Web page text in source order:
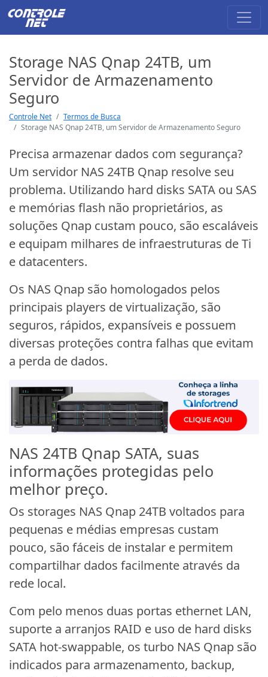
Storage NAS Qnap 24TB, um
Servidor de Armazenamento
Seguro
Controle Net
Termos de Busca
Storage NAS Qnap 24TB, um Servidor de Armazenamento Seguro
Precisa armazenar dados com segurança?
Um servidor NAS 24TB Qnap resolve seu
problema. Utilizando hard disks SATA ou SAS
e memórias flash não proprietários, as
soluções Qnap custam pouco, são escaláveis
e equipam milhares de infraestruturas de Ti
e datacenters.
Os NAS Qnap são homologados pelos
principais players de virtualização, são
seguros, rápidos, expansíveis e possuem
diversas proteções contra falhas que evitam
a perda de dados.
NAS 24TB Qnap SATA, suas
informações protegidas pelo
melhor preço.
Os storages NAS Qnap 24TB voltados para
pequenas e médias empresas custam
pouco, são fáceis de instalar e permitem
compartilhar dados facilmente através da
rede local.
Com pelo menos duas portas ethernet LAN,
suporte a arranjos RAID e uso de hard disks
SATA hot-swappable, os turbo NAS Qnap são
indicados para armazenamento, backup,